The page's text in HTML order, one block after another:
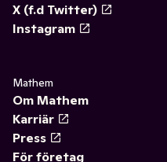
X (f.d Twitter)
Instagram
Mathem
Om Mathem
Karriär
Press
För företag